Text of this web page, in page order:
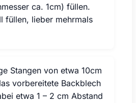
ca. 1cm) füllen.
füllen, lieber mehrmals
Stangen von etwa 10cm
vorbereitete Backblech
etwa 1 – 2 cm Abstand